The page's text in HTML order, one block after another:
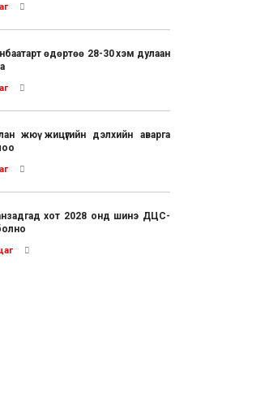
өдөртөө 28-30 хэм дулаан
жюү жицүгийн дэлхийн аварга
хот 2028 онд шинэ ДЦС-